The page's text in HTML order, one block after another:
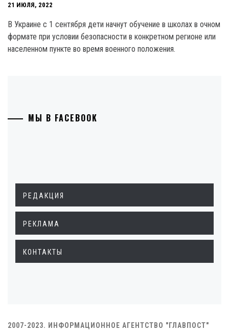
21 ИЮЛЯ, 2022
В Украине с 1 сентября дети начнут обучение в школах в очном
формате при условии безопасности в конкретном регионе или
населенном пункте во время военного положения.
МЫ В FACEBOOK
РЕДАКЦИЯ
РЕКЛАМА
КОНТАКТЫ
2007-2023. ИНФОРМАЦИОННОЕ АГЕНТСТВО "ГЛАВПОСТ"